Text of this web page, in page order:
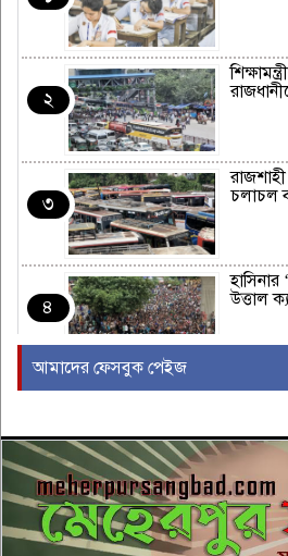
২
৩
চলাচল
৪
হাসিনার
উত্তাল
ইরাকের
৬
বন্যায়
৭ দিনে
আমাদের ফেসবুক পেইজ